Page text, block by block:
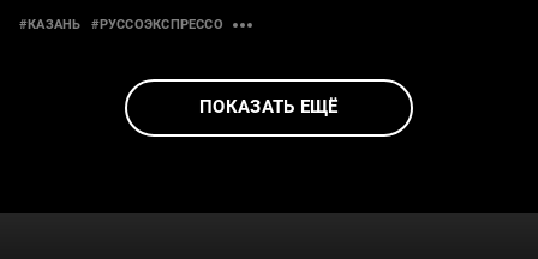
#КАЗАНЬ #РУССОЭКСПРЕССО
ПОКАЗАТЬ ЕЩЁ